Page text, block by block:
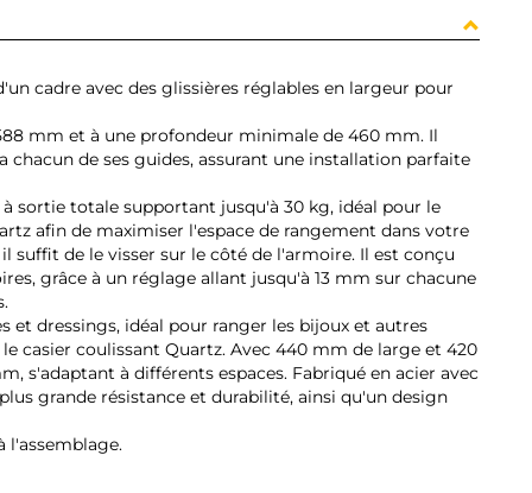
cadre avec des glissières réglables en largeur pour
mm et à une profondeur minimale de 460 mm. Il
chacun de ses guides, assurant une installation parfaite
sortie totale supportant jusqu'à 30 kg, idéal pour le
afin de maximiser l'espace de rangement dans votre
suffit de le visser sur le côté de l'armoire. Il est conçu
grâce à un réglage allant jusqu'à 13 mm sur chacune
dressings, idéal pour ranger les bijoux et autres
casier coulissant Quartz. Avec 440 mm de large et 420
s'adaptant à différents espaces. Fabriqué en acier avec
grande résistance et durabilité, ainsi qu'un design
l'assemblage.